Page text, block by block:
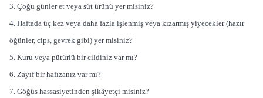
3. Çoğu günler et veya süt ürünü yer misiniz?
4. Haftada üç kez veya daha fazla işlenmiş veya kızarmış yiyecekler (hazır
öğünler, cips, gevrek gibi) yer misiniz?
5. Kuru veya pütürlü bir cildiniz var mı?
6. Zayıf bir hafızanız var mı?
7. Göğüs hassasiyetinden şikâyetçi misiniz?